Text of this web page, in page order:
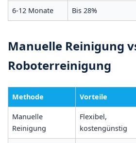
6-12 Monate Bis 28%
Manuelle Reinigung
Roboterreinigung
Methode Vorteile
Manuelle
Reinigung
Flexibel,
kostengünstig